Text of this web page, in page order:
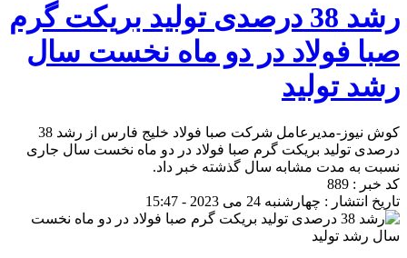
رشد 38 درصدی تولید بریکت گرم
صبا فولاد در دو ماه نخست سال
رشد تولید
کوش نیوز-مدیرعامل شرکت صبا فولاد خلیج فارس از رشد 38
درصدی تولید بریکت گرم صبا فولاد در دو ماه نخست سال جاری
نسبت به مدت مشابه سال گذشته خبر داد.
کد خبر : 889
تاریخ انتشار : چهارشنبه 24 می 2023 - 15:47